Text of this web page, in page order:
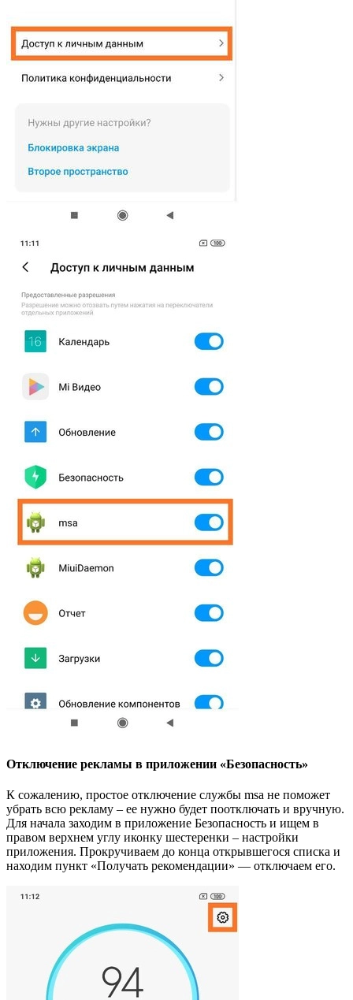
Отключение рекламы в приложении «Безопасность»
К сожалению, простое отключение службы msa не поможет
убрать всю рекламу – ее нужно будет поотключать и вручную.
Для начала заходим в приложение Безопасность и ищем в
правом верхнем углу иконку шестеренки – настройки
приложения. Прокручиваем до конца открывшегося списка и
находим пункт «Получать рекомендации» — отключаем его.